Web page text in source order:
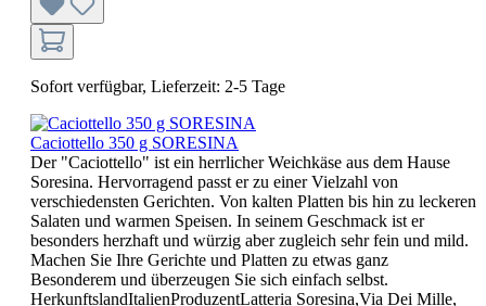
Sofort verfügbar, Lieferzeit: 2-5 Tage
Caciottello 350 g SORESINA
Der "Caciottello" ist ein herrlicher Weichkäse aus dem Hause
Soresina. Hervorragend passt er zu einer Vielzahl von
verschiedensten Gerichten. Von kalten Platten bis hin zu leckeren
Salaten und warmen Speisen. In seinem Geschmack ist er
besonders herzhaft und würzig aber zugleich sehr fein und mild.
Machen Sie Ihre Gerichte und Platten zu etwas ganz
Besonderem und überzeugen Sie sich einfach selbst.
HerkunftslandItalienProduzentLatteria Soresina,Via Dei Mille,